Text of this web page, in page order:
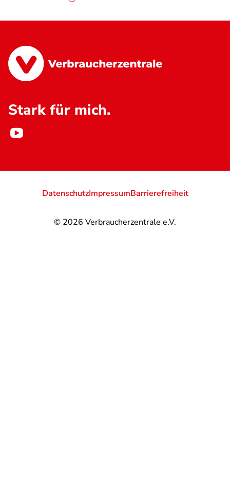
Stark für mich.
© 2026 Verbraucherzentrale e.V.
DatenschutzImpressumBarrierefreiheit